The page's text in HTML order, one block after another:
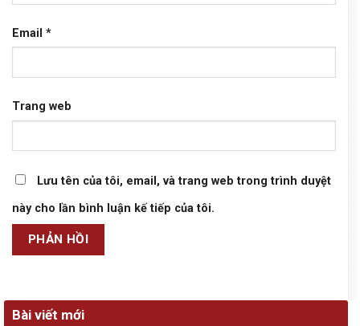
Email *
Trang web
Lưu tên của tôi, email, và trang web trong trình duyệt
này cho lần bình luận kế tiếp của tôi.
Bài viết mới